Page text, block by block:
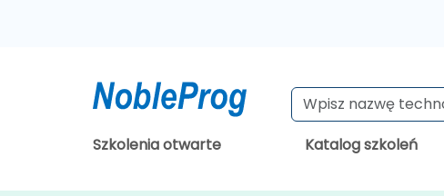
Szkolenia otwarte Katalog szkoleń